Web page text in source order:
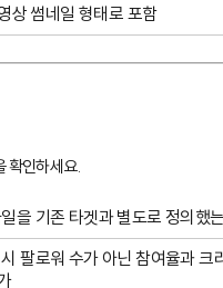
상 썸네일 형태로 포함
확인하세요.
을 기존 타겟과 별도로 정의했
팔로워 수가 아닌 참여율과 크